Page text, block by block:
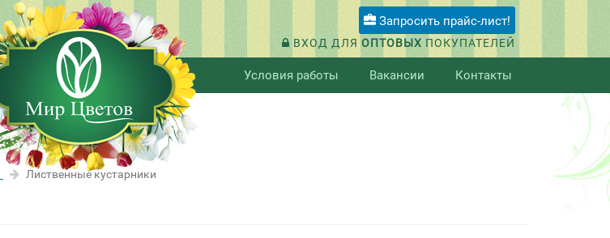
Запросить прайс-лист!
ВХОД ДЛЯ ОПТОВЫХ ПОКУПАТЕЛЕЙ
Условия работы Вакансии Контакты
Лиственные кустарники